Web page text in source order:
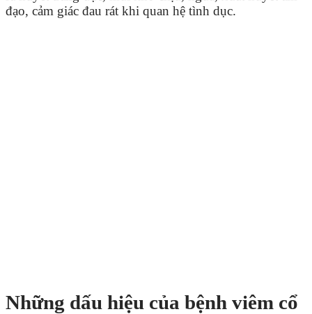
đạo, cảm giác đau rát khi quan hệ tình dục.
Những dấu hiệu của bệnh viêm cổ